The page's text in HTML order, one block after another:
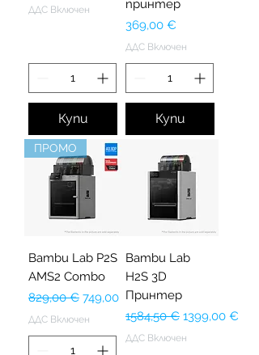
ДДС Включен
Купи
принтер
Цена
369,00 €
ДДС Включен
Купи
ПРОМО
Bambu Lab P2S
AMS2 Combo
Редовна цена
829,00 € Продажна цена
749,00 €
ДДС Включен
Bambu Lab
H2S 3D
Принтер
Редовна цена
1584,50 € Продажна
1399,00 €
ДДС Включен